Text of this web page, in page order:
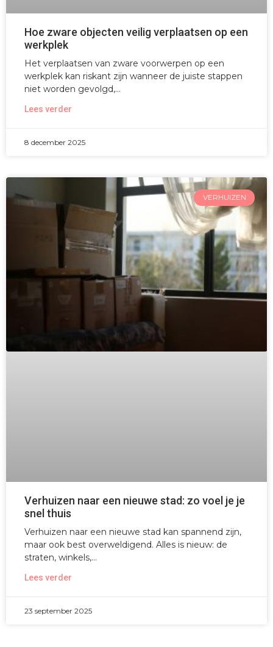
Hoe zware objecten veilig verplaatsen op een
werkplek
Het verplaatsen van zware voorwerpen op een
werkplek kan riskant zijn wanneer de juiste stappen
niet worden gevolgd,
Lees verder
8 december 2025
VERHUIZEN
Verhuizen naar een nieuwe stad: zo voel je je
snel thuis
Verhuizen naar een nieuwe stad kan spannend zijn,
maar ook best overweldigend. Alles is nieuw: de
straten, winkels,
Lees verder
23 september 2025